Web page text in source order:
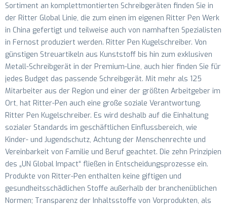
Sortiment an komplettmontierten Schreibgeräten finden Sie in
der Ritter Global Linie, die zum einen im eigenen Ritter Pen Werk
in China gefertigt und teilweise auch von namhaften Spezialisten
in Fernost produziert werden. Ritter Pen Kugelschreiber. Von
günstigen Streuartikeln aus Kunststoff bis hin zum exklusiven
Metall-Schreibgerät in der Premium-Line, auch hier finden Sie für
jedes Budget das passende Schreibgerät. Mit mehr als 125
Mitarbeiter aus der Region und einer der größten Arbeitgeber im
Ort, hat Ritter-Pen auch eine große soziale Verantwortung.
Ritter Pen Kugelschreiber. Es wird deshalb auf die Einhaltung
sozialer Standards im geschäftlichen Einflussbereich, wie
Kinder- und Jugendschutz, Achtung der Menschenrechte und
Vereinbarkeit von Familie und Beruf geachtet. Die zehn Prinzipien
des „UN Global Impact“ fließen in Entscheidungsprozesse ein.
Produkte von Ritter-Pen enthalten keine giftigen und
gesundheitsschädlichen Stoffe außerhalb der branchenüblichen
Normen; Transparenz der Inhaltsstoffe von Vorprodukten, als